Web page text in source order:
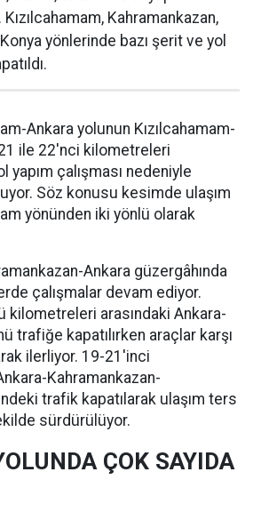
Kahramankazan,
Konya yönlerinde bazı şerit ve yol
Ankara yolunun Kızılcahamam-
ile 22'nci kilometreleri
yapım çalışması nedeniyle
Söz konusu kesimde ulaşım
yönünden iki yönlü olarak
Ankara güzergâhında
çalışmalar devam ediyor.
kilometreleri arasındaki Ankara-
trafiğe kapatılırken araçlar karşı
ilerliyor. 19-21'inci
Kahramankazan-
trafik kapatılarak ulaşım ters
sürdürülüyor.
ÇOK SAYIDA